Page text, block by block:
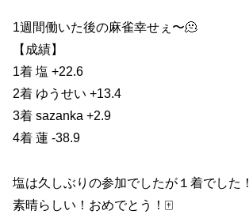
1週間働いた後の麻雀幸せぇ〜🫠
【成績】
1着 塩 +22.6
2着 ゆうせい +13.4
3着 sazanka +2.9
4着 蓮 -38.9
塩は久しぶりの参加でしたが１着でした！
素晴らしい！おめでとう！🀄️